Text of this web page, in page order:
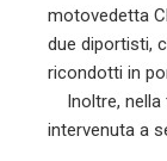
motovedetta
due diportisti,
ricondotti in
Inoltre, nella
intervenuta a